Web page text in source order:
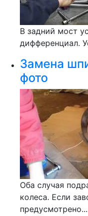
В задний мост
дифференциал.
Замена
фото
Оба случая
колеса. Если
предусмотрено...